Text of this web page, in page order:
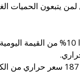
يتبعون الحميات